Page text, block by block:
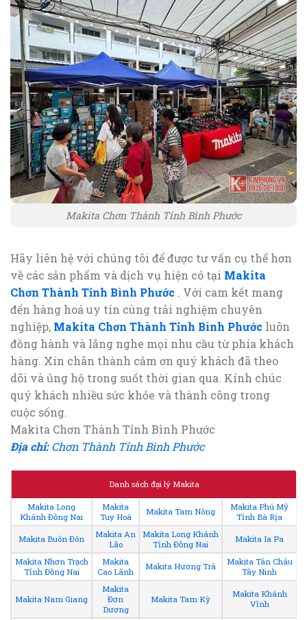
Makita Chơn Thành Tỉnh Bình Phước
Hãy liên hệ với chúng tôi để được tư vấn cụ thể hơn
về các sản phẩm và dịch vụ hiện có tại Makita
Chơn Thành Tỉnh Bình Phước . Với cam kết mang
đến hàng hoá uy tín cùng trải nghiệm chuyên
nghiệp, Makita Chơn Thành Tỉnh Bình Phước luôn
đồng hành và lắng nghe mọi nhu cầu từ phía khách
hàng. Xin chân thành cảm ơn quý khách đã theo
dõi và ủng hộ trong suốt thời gian qua. Kính chúc
quý khách nhiều sức khỏe và thành công trong
cuộc sống.
Makita Chơn Thành Tỉnh Bình Phước
Địa chỉ:Chơn Thành Tỉnh Bình Phước
Danh sách đại lý Makita
Makita Long
Khánh Đồng Nai
Makita
Tuy Hoà
Makita Tam Nông
Makita Phú Mỹ
Tỉnh Bà Rịa
Makita Buôn Đôn
Makita An
Lão
Makita Long Khánh
Tỉnh Đồng Nai
Makita Ia Pa
Makita Nhơn Trạch
Tỉnh Đồng Nai
Makita
Cao Lãnh
Makita Hương Trà
Makita Tân Châu
Tây Ninh
Makita Nam Giang
Makita
Đơn
Dương
Makita Tam Kỳ
Makita Khánh
Vĩnh